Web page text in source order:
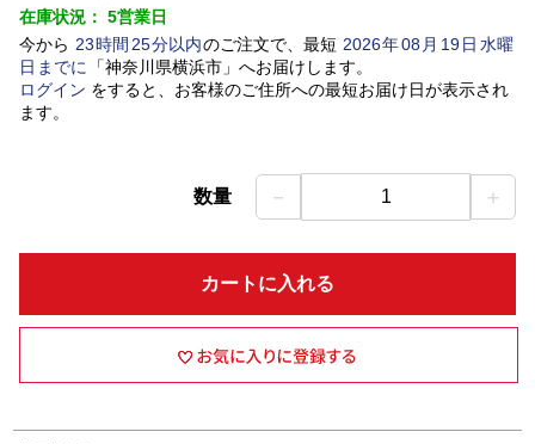
在庫状況： 5営業日
今から 23時間 25分以内のご注文で、最短 2026年08 月 19日水曜
日 までに 「神奈川県横浜市」 へお届けします。
ログイン をすると、お客様のご住所への最短お届け日が表示され
ます。
数量 － 1 ＋
カートに入れる